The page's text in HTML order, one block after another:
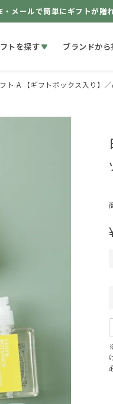
・メールで簡単にギフトが贈
トを探す ブランドから
ト A 【ギフトボックス入り】